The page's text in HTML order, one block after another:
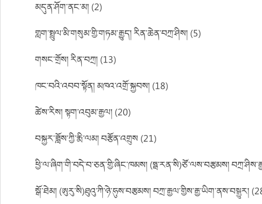
མདུན་ཤོག་ནང་མ། (2)
གླག་སྤྲུལ་མི་གསུམ་གྱི་གཏམ་རྒྱུད། རིན་ཆེན་བཀྲ་ཤིས། (5)
གསང་གྲོས། རིན་བཀྲ། (13)
ཁང་བའི་འབབ་སྟོན། མཁའ་འགྲོ་སྐྱབས། (18)
ཚེས་རིས། སྟག་འབུམ་རྒྱལ། (20)
བསྐྱར་ཟློས་ཀྱི་རྨི་ལམ། བརྩོན་འགྲུས (21)
ཕྱི་ལ་ཞིག་གི་བདེ་བ་ཅན་གྱི་ཞིང་ཁམས། (ཧྥ་རན་སི)ཙོ་ལས་བརྩམས།
སྒོ་ཐེམ། (ཨུརུ་སི)ཐུའུ་ཀི་ཉེ་ཧུས་བརྩམས། བཀྲ་རྒྱལ་གྱིས་རྒྱ་ཡིག་ནས་བསྒྱུར།